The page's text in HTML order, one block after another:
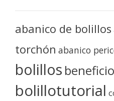
abanico de bolillos
torchón abanico
bolillos
bolillotutorial